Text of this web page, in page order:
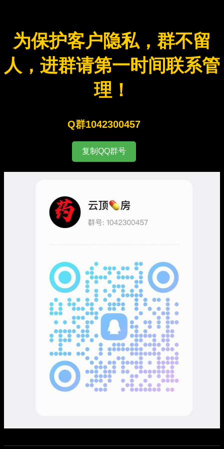
为保护客户隐私，群不留
人，进群请第一时间联系管
理！
Q群1042300457
复制QQ群号